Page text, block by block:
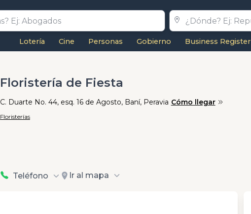
Lotería Cine Personas Gobierno Business Register
Floristería de Fiesta
C. Duarte No. 44, esq. 16 de Agosto, Baní, Peravia Cómo llegar
Floristerías
Teléfono Ir al mapa